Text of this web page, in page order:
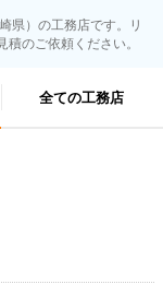
県）の工務店です。リ
のご依頼ください。
全ての工務店